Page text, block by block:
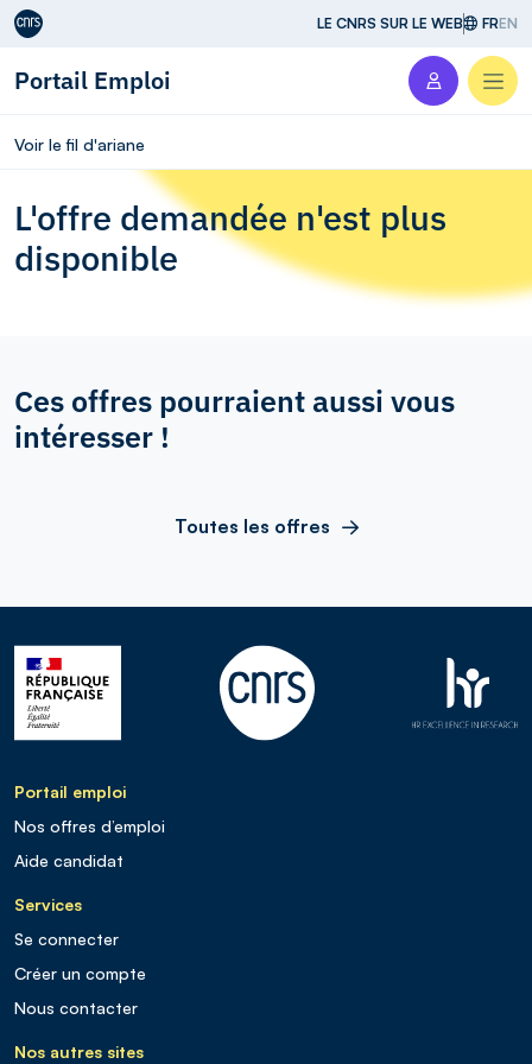
Aller au contenu LE CNRS SUR LE WEB FREN
Portail Emploi
Voir le fil d'ariane
L'offre demandée n'est plus
disponible
Ces offres pourraient aussi vous
intéresser !
Toutes les offres
Portail emploi
Nos offres d’emploi
Aide candidat
Services
Se connecter
Créer un compte
Nous contacter
Nos autres sites